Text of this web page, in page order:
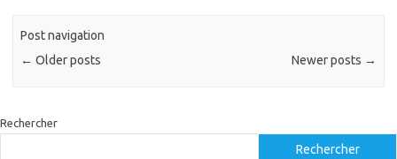
Post navigation
← Older posts Newer posts →
Rechercher
Rechercher